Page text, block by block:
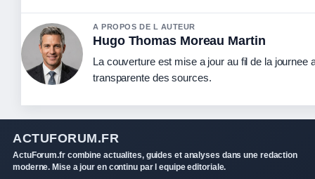
A PROPOS DE L AUTEUR
Hugo Thomas Moreau Martin
La couverture est mise a jour au fil de la journee
transparente des sources.
ACTUFORUM.FR
ActuForum.fr combine actualites, guides et analyses dans une redaction
moderne. Mise a jour en continu par l equipe editoriale.